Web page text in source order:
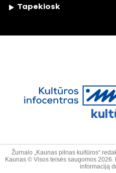
Tapekiosk
Žurnalo „Kaunas pilnas kultūros“
Kaunas © Visos teisės saugomos
informaciją